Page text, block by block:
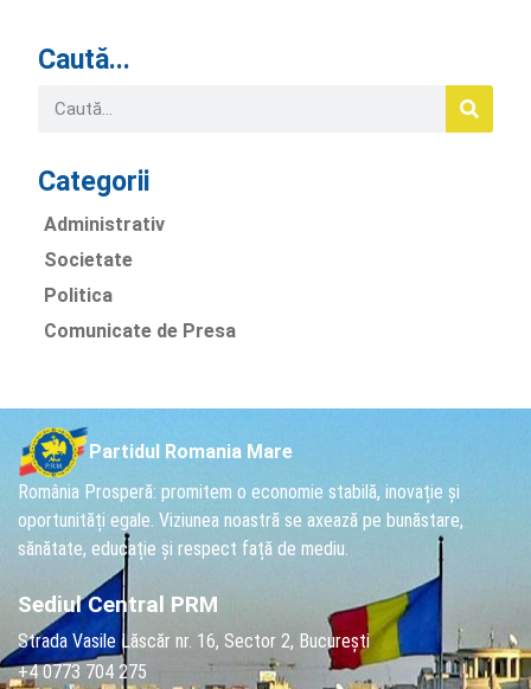
Caută...
Categorii
Administrativ
Societate
Politica
Comunicate de Presa
Partidul Romania Mare
România Prosperă: promitem o economie stabilă, inovație și
oportunități egale. Viziunea noastră se axează pe bunăstare,
sănătate, educație și respect față de mediu.
Sediul Central PRM
Strada Vasile Lăscăr nr. 16, Sector 2, București
+4 0773 704 275